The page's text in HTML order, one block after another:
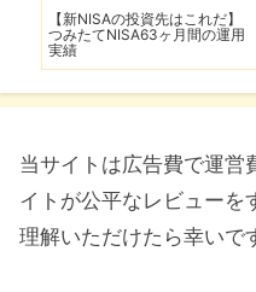
【新NISAの投資先はこれだ】
つみたてNISA63ヶ月間の運用
実績
当サイトは広告費で運営
イトが公平なレビューを
理解いただけたら幸いで